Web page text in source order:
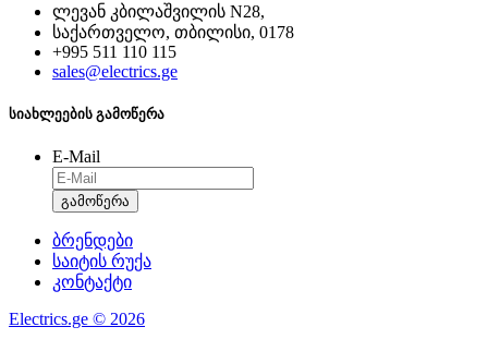
ლევან კბილაშვილის N28,
საქართველო, თბილისი, 0178
+995 511 110 115
sales@electrics.ge
სიახლეების გამოწერა
E-Mail
გამოწერა
ბრენდები
საიტის რუქა
კონტაქტი
Electrics.ge © 2026